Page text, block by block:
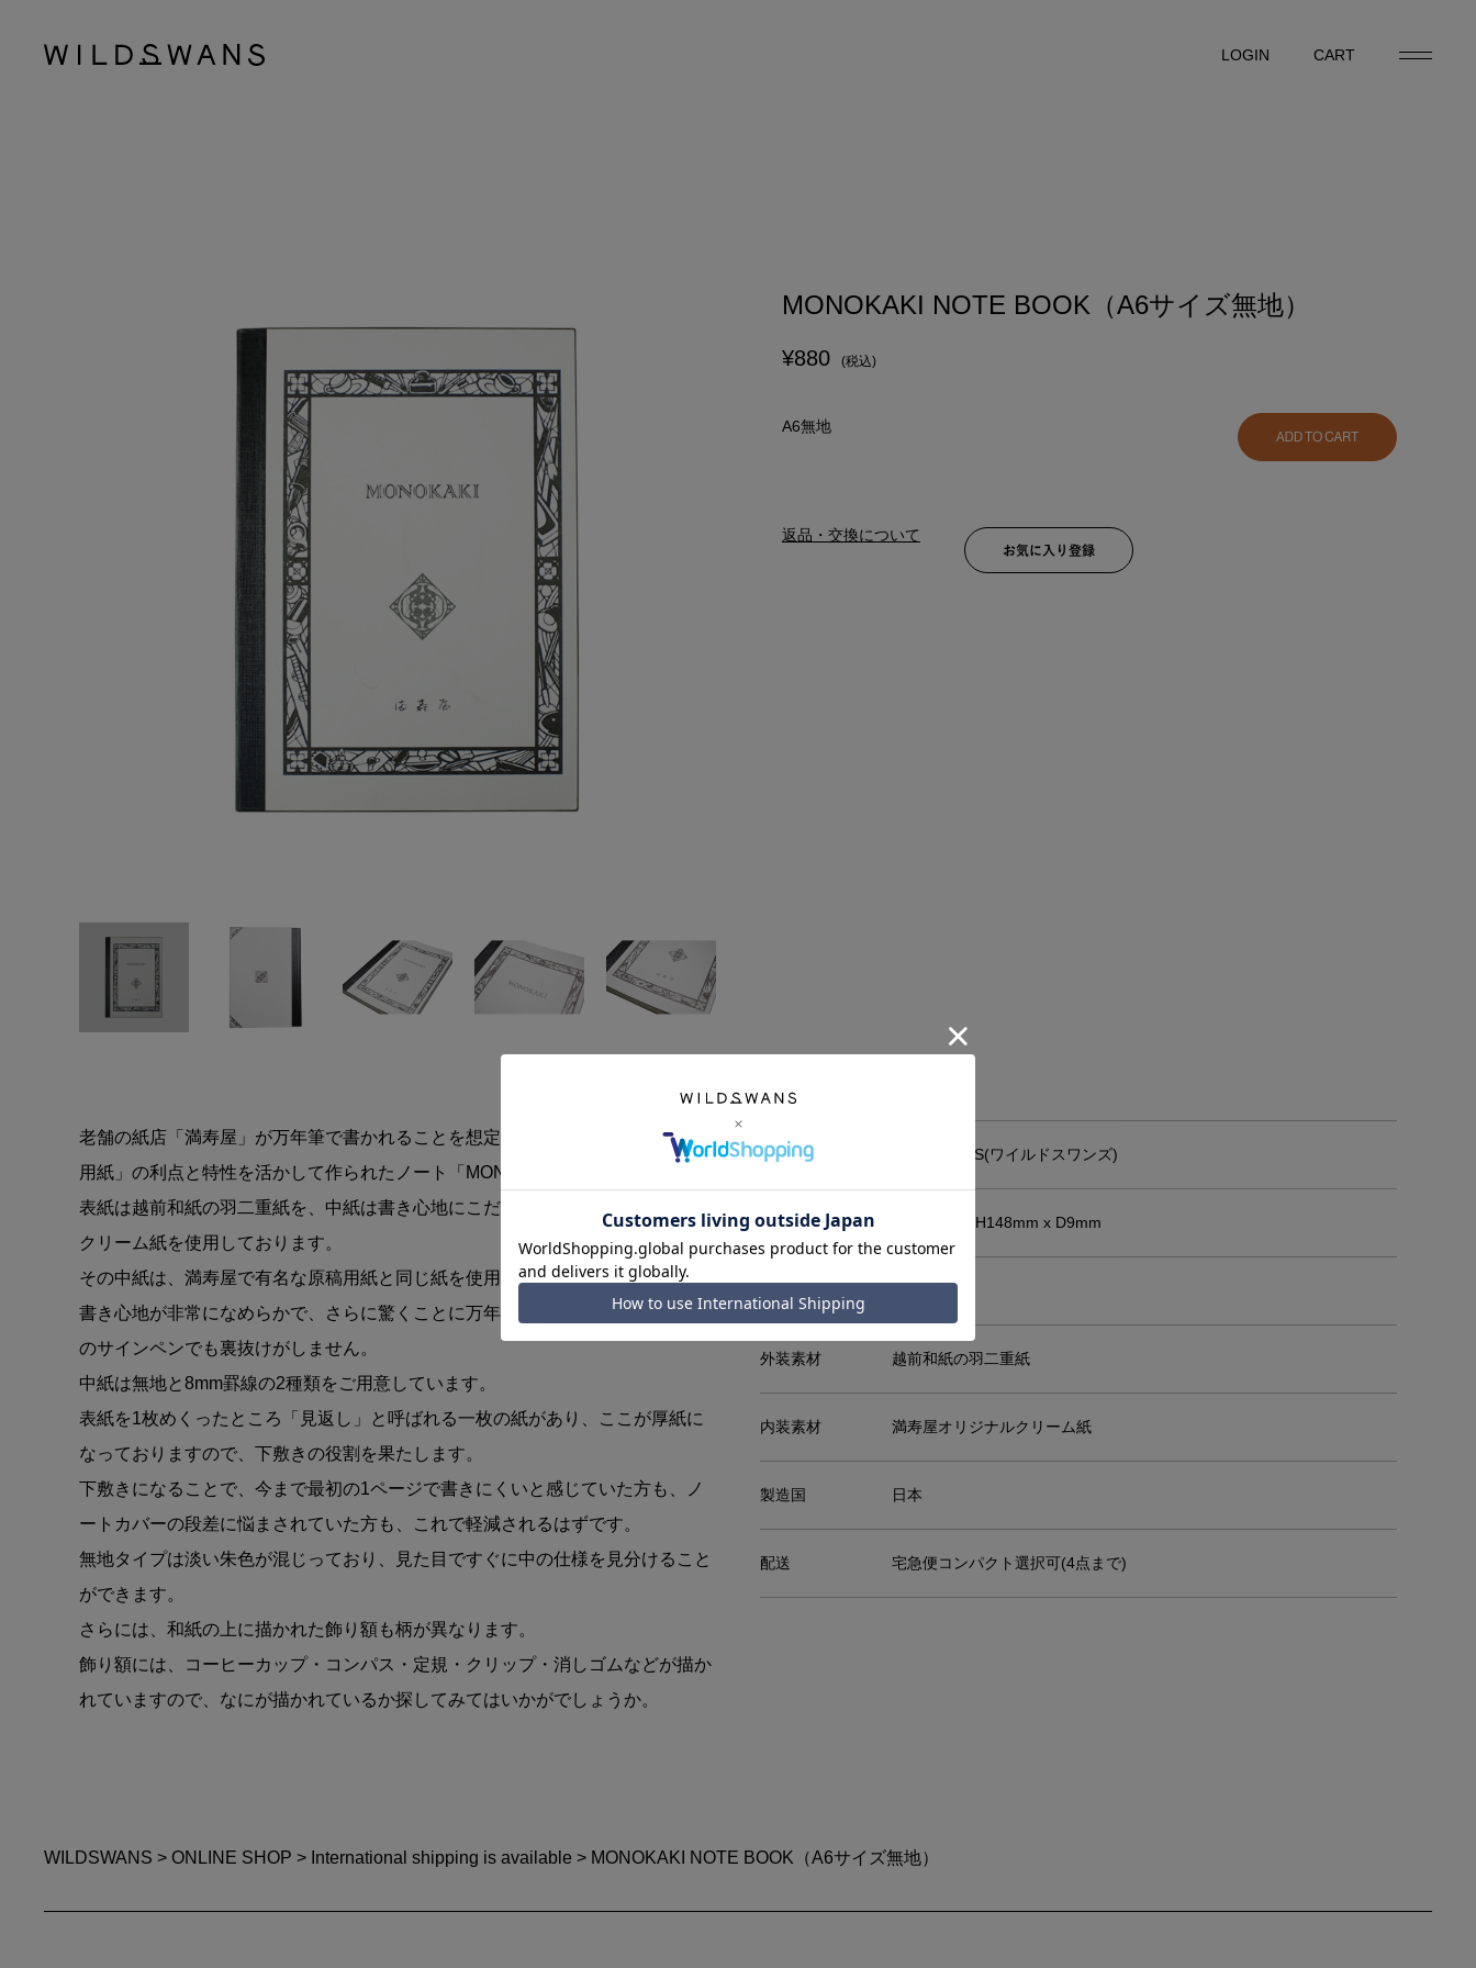
LOGIN
CART
MONOKAKI NOTE BOOK（A6サイズ無地）
¥880 (税込)
A6無地
返品・交換について
老舗の紙店「満寿屋」が万年筆で書かれることを想定し、研究し尽くした「原稿
用紙」の利点と特性を活かして作られたノート「MONOKAKI」です。
表紙は越前和紙の羽二重紙を、中紙は書き心地にこだわった満寿屋オリジナルの
クリーム紙を使用しております。
その中紙は、満寿屋で有名な原稿用紙と同じ紙を使用しております。
書き心地が非常になめらかで、さらに驚くことに万年筆はもちろんのこと、水性
のサインペンでも裏抜けがしません。
中紙は無地と8mm罫線の2種類をご用意しています。
表紙を1枚めくったところ「見返し」と呼ばれる一枚の紙があり、ここが厚紙に
なっておりますので、下敷きの役割を果たします。
下敷きになることで、今まで最初の1ページで書きにくいと感じていた方も、ノ
ートカバーの段差に悩まされていた方も、これで軽減されるはずです。
無地タイプは淡い朱色が混じっており、見た目ですぐに中の仕様を見分けること
ができます。
さらには、和紙の上に描かれた飾り額も柄が異なります。
飾り額には、コーヒーカップ・コンパス・定規・クリップ・消しゴムなどが描か
れていますので、なにが描かれているか探してみてはいかがでしょうか。
メーカー WILDSWANS(ワイルドスワンズ)
サイズ W105mm x H148mm x D9mm
外装素材 越前和紙の羽二重紙
内装素材 満寿屋オリジナルクリーム紙
製造国 日本
配送 宅急便コンパクト選択可(4点まで)
WILDSWANS > ONLINE SHOP > International shipping is available > MONOKAKI NOTE BOOK（A6サイズ無地）